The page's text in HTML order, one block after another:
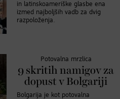
in latinskoameriške glasbe ena
izmed najboljših vadb za dvig
razpoloženja.
Potovalna mrzlica
9 skritih namigov za
dopust v Bolgariji
Bolgarija je kot potovalna